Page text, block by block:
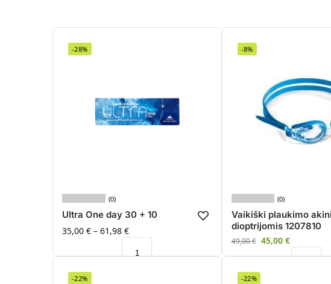
-28%
(0)
Ultra One day 30 + 10
35,00 € – 61,98 €
-8%
(0)
Vaikiški plaukimo
dioptrijomis 1207810
49,00€ 45,00 €
-22% -22%